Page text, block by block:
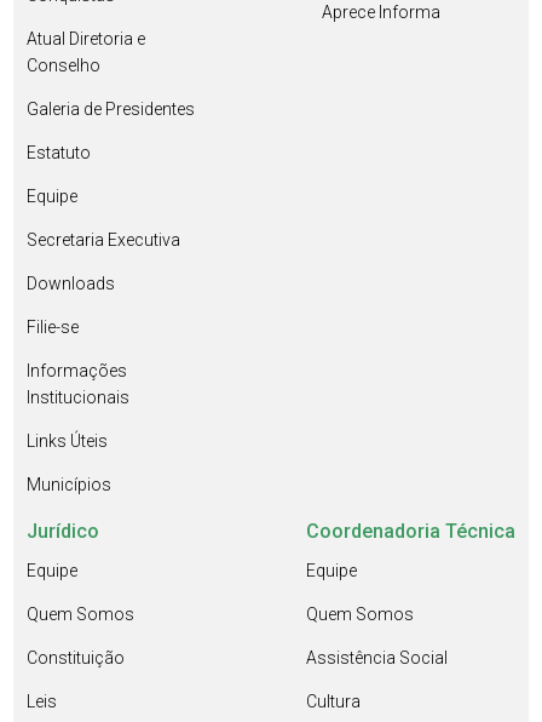
Atual Diretoria e
Conselho
Galeria de Presidentes
Estatuto
Equipe
Secretaria Executiva
Downloads
Filie-se
Informações
Institucionais
Links Úteis
Municípios
Aprece Informa
Jurídico
Equipe
Quem Somos
Constituição
Leis
Coordenadoria Técnica
Equipe
Quem Somos
Assistência Social
Cultura